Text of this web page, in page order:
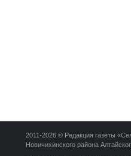
2011-2026 © Редакция газеты
Новичихинского района